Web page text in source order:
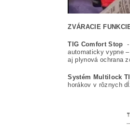
ZVÁRACIE
TIG Comfort Stop
automaticky vypne
aj plynová ochrana
Systém Multilock
horákov v rôznych